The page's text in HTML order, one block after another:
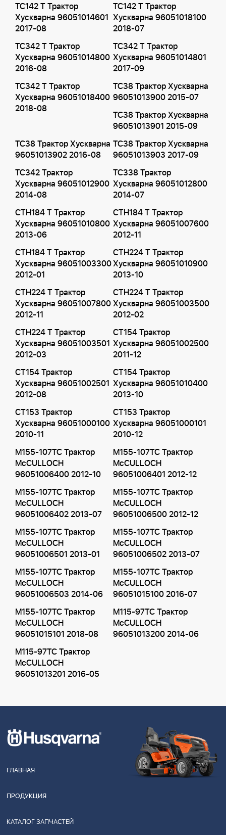
TC142 T Трактор
Хускварна 96051014601
2017-08
TC142 T Трактор
Хускварна 96051018100
2018-07
TC342 T Трактор
Хускварна 96051014800
2016-08
TC342 T Трактор
Хускварна 96051014801
2017-09
TC342 T Трактор
Хускварна 96051018400
2018-08
TC38 Трактор Хускварна
96051013900 2015-07
TC38 Трактор Хускварна
96051013901 2015-09
TC38 Трактор Хускварна
96051013902 2016-08
TC38 Трактор Хускварна
96051013903 2017-09
TC342 Трактор
Хускварна 96051012900
2014-08
TC338 Трактор
Хускварна 96051012800
2014-07
CTH184 T Трактор
Хускварна 96051010800
2013-06
CTH184 T Трактор
Хускварна 96051007600
2012-11
CTH184 T Трактор
Хускварна 96051003300
2012-01
CTH224 T Трактор
Хускварна 96051010900
2013-10
CTH224 T Трактор
Хускварна 96051007800
2012-11
CTH224 T Трактор
Хускварна 96051003500
2012-02
CTH224 T Трактор
Хускварна 96051003501
2012-03
CT154 Трактор
Хускварна 96051002500
2011-12
CT154 Трактор
Хускварна 96051002501
2012-08
CT154 Трактор
Хускварна 96051010400
2013-10
CT153 Трактор
Хускварна 96051000100
2010-11
CT153 Трактор
Хускварна 96051000101
2010-12
M155-107TC Трактор
McCULLOCH
96051006400 2012-10
M155-107TC Трактор
McCULLOCH
96051006401 2012-12
M155-107TC Трактор
McCULLOCH
96051006402 2013-07
M155-107TC Трактор
McCULLOCH
96051006500 2012-12
M155-107TC Трактор
McCULLOCH
96051006501 2013-01
M155-107TC Трактор
McCULLOCH
96051006502 2013-07
M155-107TC Трактор
McCULLOCH
96051006503 2014-06
M155-107TC Трактор
McCULLOCH
96051015100 2016-07
M155-107TC Трактор
McCULLOCH
96051015101 2018-08
M115-97TC Трактор
McCULLOCH
96051013200 2014-06
M115-97TC Трактор
McCULLOCH
96051013201 2016-05
ГЛАВНАЯ
ПРОДУКЦИЯ
КАТАЛОГ ЗАПЧАСТЕЙ